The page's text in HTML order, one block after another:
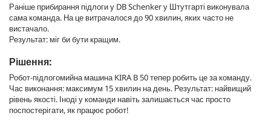
Раніше прибирання підлоги у DB Schenker у Штутгарті виконувала
сама команда. На це витрачалося до 90 хвилин, яких часто не
вистачало.
Результат: міг би бути кращим.
Рішення:
Робот-підлогомийна машина KIRA B 50 тепер робить це за команду.
Час виконання: максимум 15 хвилин на день. Результат: найвищий
рівень якості. Іноді у команди навіть залишається час просто
поспостерігати, як працює робот!